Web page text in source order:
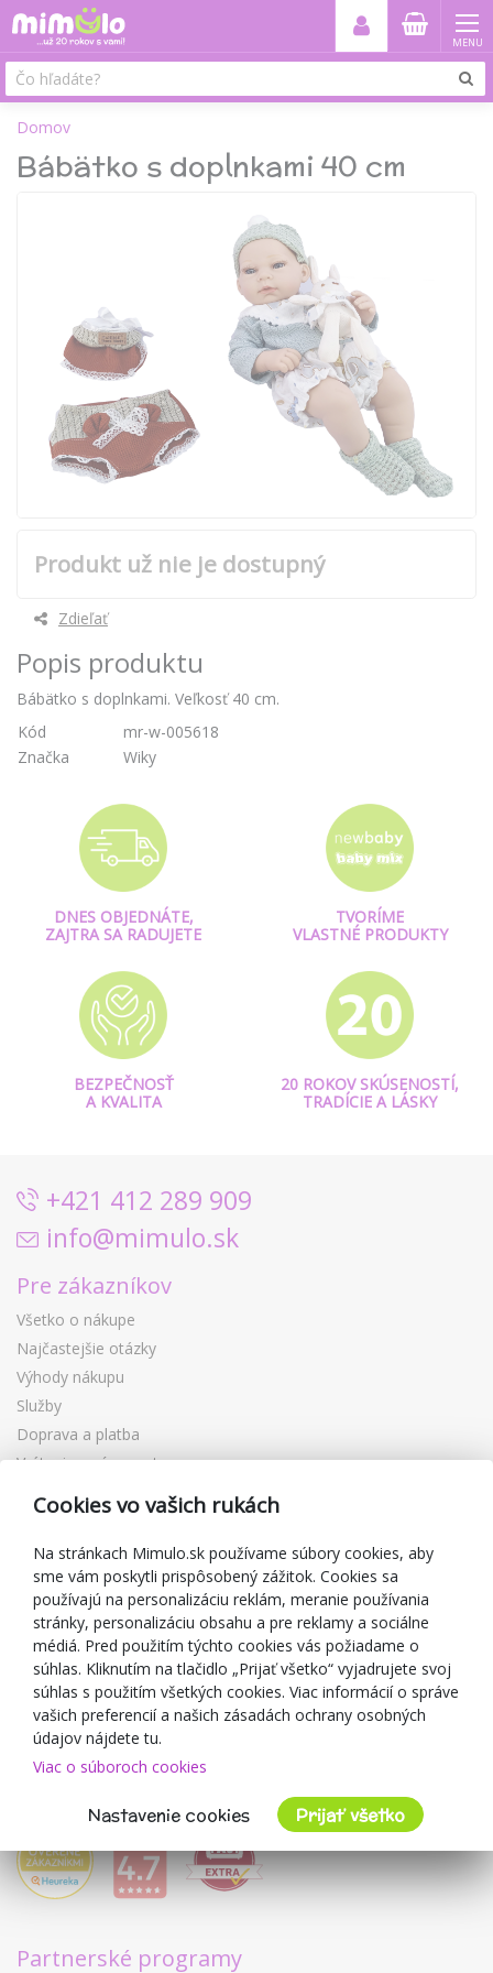
MENU
Domov
Bábätko s doplnkami 40 cm
Produkt už nie je dostupný
Zdieľať
Popis produktu
Bábätko s doplnkami. Veľkosť 40 cm.
Kód
mr-w-005618
Značka
Wiky
DNES OBJEDNÁTE,
ZAJTRA SA RADUJETE
TVORÍME
VLASTNÉ PRODUKTY
BEZPEČNOSŤ
A KVALITA
20 ROKOV SKÚSENOSTÍ,
TRADÍCIE A LÁSKY
+421 412 289 909
info@mimulo.sk
Pre zákazníkov
Všetko o nákupe
Najčastejšie otázky
Výhody nákupu
Služby
Doprava a platba
Vrátenie a výmena tovaru
Reklamácia
Darčekové poukážky
Zľavové kupóny
Blog
O predajcovi
Mimulo.sk
Obchodné podmienky
Ochrana osobných údajov GDPR
Kontakty
Spolupracujeme
Partnerské programy
Cookies vo vašich rukách
Na stránkach Mimulo.sk používame súbory cookies, aby
sme vám poskytli prispôsobený zážitok. Cookies sa
používajú na personalizáciu reklám, meranie používania
stránky, personalizáciu obsahu a pre reklamy a sociálne
médiá. Pred použitím týchto cookies vás požiadame o
súhlas. Kliknutím na tlačidlo „Prijať všetko“ vyjadrujete svoj
súhlas s použitím všetkých cookies. Viac informácií o správe
vašich preferencií a našich zásadách ochrany osobných
údajov nájdete tu.
Viac o súboroch cookies
Nastavenie cookies Prijať všetko